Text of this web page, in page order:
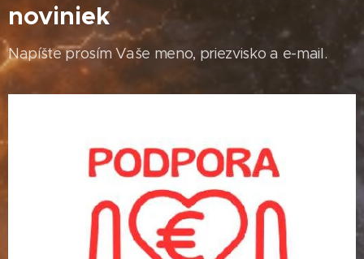
noviniek
Napíšte prosím Vaše meno, priezvisko a e-mail.